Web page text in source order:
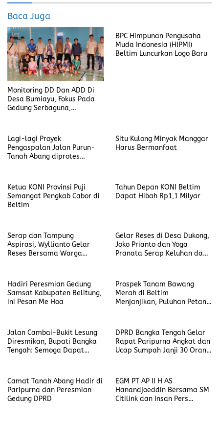
o
o
k
d
o
n
Baca Juga
Monitoring DD Dan ADD Di
Desa Bumiayu, Fokus Pada
Gedung Serbaguna,
BPC Himpunan Pengusaha
Muda Indonesia (HIPMI)
Beltim Luncurkan Logo Baru
Lagi-lagi Proyek
Pengaspalan Jalan Purun-
Tanah Abang diprotes
Situ Kulong Minyak Manggar
Harus Bermanfaat
Ketua KONI Provinsi Puji
Semangat Pengkab Cabor di
Beltim
Tahun Depan KONI Beltim
Dapat Hibah Rp1,1 Milyar
Serap dan Tampung
Aspirasi, Wyllianto Gelar
Reses Bersama Warga
Gelar Reses di Desa Dukong,
Joko Prianto dan Yoga
Pranata Serap Keluhan dan
Hadiri Peresmian Gedung
Samsat Kabupaten Belitung,
ini Pesan Me Hoa
Prospek Tanam Bawang
Merah di Beltim
Menjanjikan, Puluhan Petani
Jalan Cambai-Bukit Lesung
Diresmikan, Bupati Bangka
Tengah: Semoga Dapat
DPRD Bangka Tengah Gelar
Rapat Paripurna Angkat dan
Ucap Sumpah Janji 30 Orang
Camat Tanah Abang Hadir di
Paripurna dan Peresmian
Gedung DPRD
EGM PT AP II H AS
Hanandjoeddin Bersama SM
Citilink dan Insan Pers